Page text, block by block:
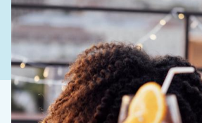
Untermenü